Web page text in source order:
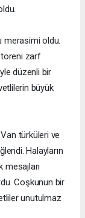
merasimi oldu.
töreni zarf
düzenli bir
büyük
türküleri ve
Halayların
mesajları
Coşkunun bir
unutulmaz